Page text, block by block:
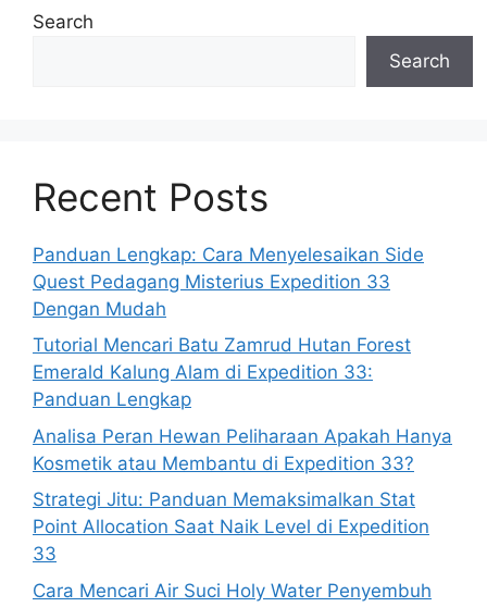
Search
Search
Recent Posts
Panduan Lengkap: Cara Menyelesaikan Side
Quest Pedagang Misterius Expedition 33
Dengan Mudah
Tutorial Mencari Batu Zamrud Hutan Forest
Emerald Kalung Alam di Expedition 33:
Panduan Lengkap
Analisa Peran Hewan Peliharaan Apakah Hanya
Kosmetik atau Membantu di Expedition 33?
Strategi Jitu: Panduan Memaksimalkan Stat
Point Allocation Saat Naik Level di Expedition
33
Cara Mencari Air Suci Holy Water Penyembuh